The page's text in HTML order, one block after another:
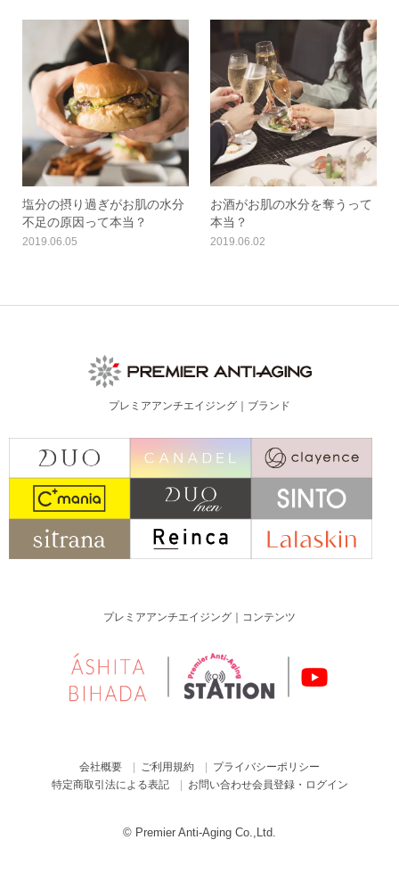
塩分の摂り過ぎがお肌の水分
不足の原因って本当？
2019.06.05
お酒がお肌の水分を奪うって
本当？
2019.06.02
プレミアアンチエイジング｜ブランド
プレミアアンチエイジング｜コンテンツ
会社概要 ご利用規約
プライバシーポリシー
特定商取引法による表記
お問い合わせ会員登録・ログイン
© Premier Anti-Aging Co.,Ltd.